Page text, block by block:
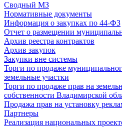
Сводный МЗ
Нормативные документы
Информация о закупках по 44-ФЗ
Отчет о размещении
Архив реестра контрактов
Архив закупок
Закупки вне системы
Торги по продаже
земельные участки
Торги по продаже прав на
собственности Владимирской
Продажа прав на установку
Партнеры
Реализация национальных